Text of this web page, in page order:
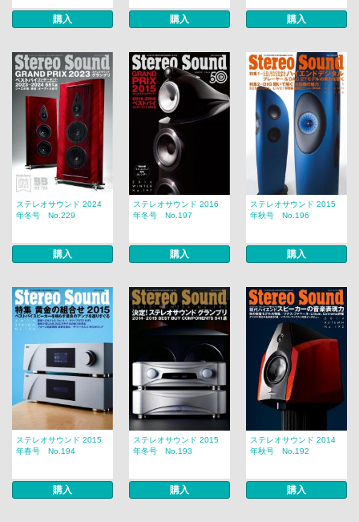
購入 購入 購入
ステレオサウンド 2024
年冬号 No.229
購入
ステレオサウンド 2016
年冬号 No.197
購入
ステレオサウンド 2015
年秋号 No.196
購入
ステレオサウンド 2015
年春号 No.194
購入
ステレオサウンド 2015
年冬号 No.193
購入
ステレオサウンド 2014
年秋号 No.192
購入